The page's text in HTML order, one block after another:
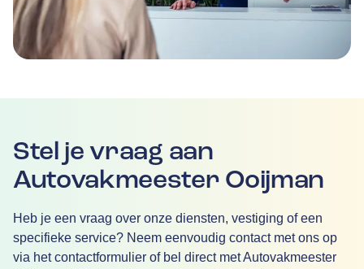
Stel je vraag aan
Autovakmeester Ooijman
Heb je een vraag over onze diensten, vestiging of een
specifieke service? Neem eenvoudig contact met ons op
via het contactformulier of bel direct met Autovakmeester